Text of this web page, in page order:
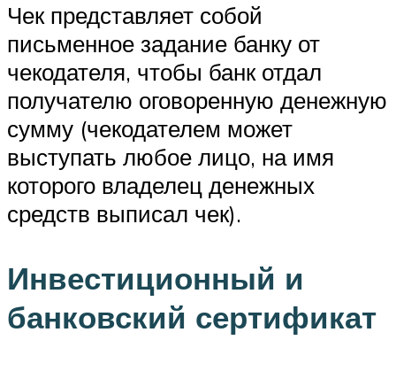
Чек представляет собой
письменное задание банку от
чекодателя, чтобы банк отдал
получателю оговоренную денежную
сумму (чекодателем может
выступать любое лицо, на имя
которого владелец денежных
средств выписал чек).
Инвестиционный и
банковский сертификат